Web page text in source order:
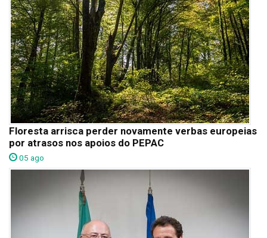
Floresta arrisca perder novamente verbas europeias
por atrasos nos apoios do PEPAC
05 ago